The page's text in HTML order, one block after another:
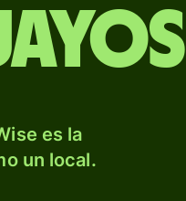
es la
un local.